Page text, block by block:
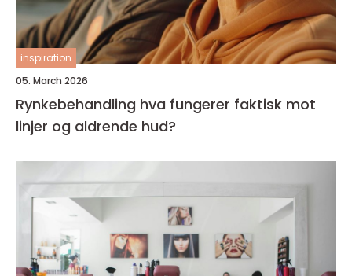
inspiration
05. March 2026
Rynkebehandling hva fungerer faktisk mot
linjer og aldrende hud?